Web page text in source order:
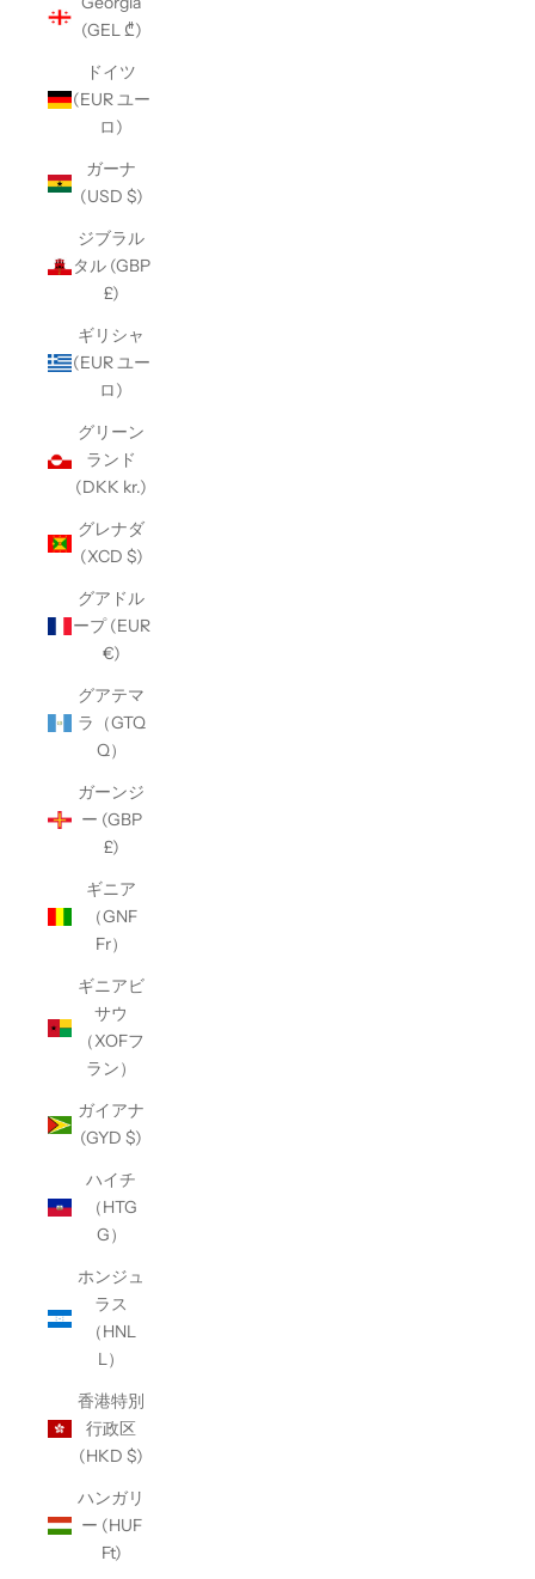
(GEL ₾)
ドイツ
(EUR ユー
ロ)
ガーナ
(USD $)
ジブラル
タル (GBP
£)
ギリシャ
(EUR ユー
ロ)
グリーン
ランド
(DKK kr.)
グレナダ
(XCD $)
グアドル
ープ (EUR
€)
グアテマ
ラ（GTQ
Q）
ガーンジ
ー (GBP
£)
ギニア
（GNF
Fr）
ギニアビ
サウ
（XOFフ
ラン）
ガイアナ
(GYD $)
ハイチ
（HTG
G）
ホンジュ
ラス
（HNL
L）
香港特別
行政区
(HKD $)
ハンガリ
ー (HUF
Ft)